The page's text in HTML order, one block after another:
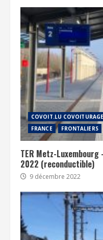
COVOIT.LU COVOITURAGE
FRANCE
FRONTALIERS
TER Metz-Luxembourg
2022 (reconductible)
9 décembre 2022